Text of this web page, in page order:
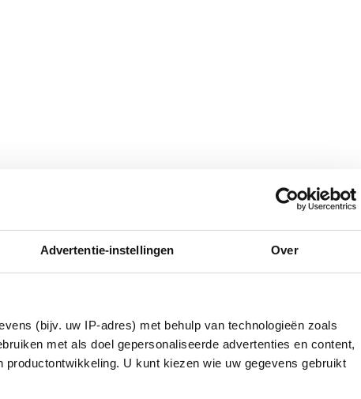
Advertentie-instellingen Over
(bijv. uw IP-adres) met behulp van technologieën zoals
met als doel gepersonaliseerde advertenties en content,
U kunt kiezen wie uw gegevens gebruikt